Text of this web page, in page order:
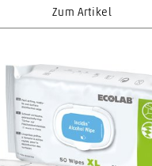
Zum Artikel